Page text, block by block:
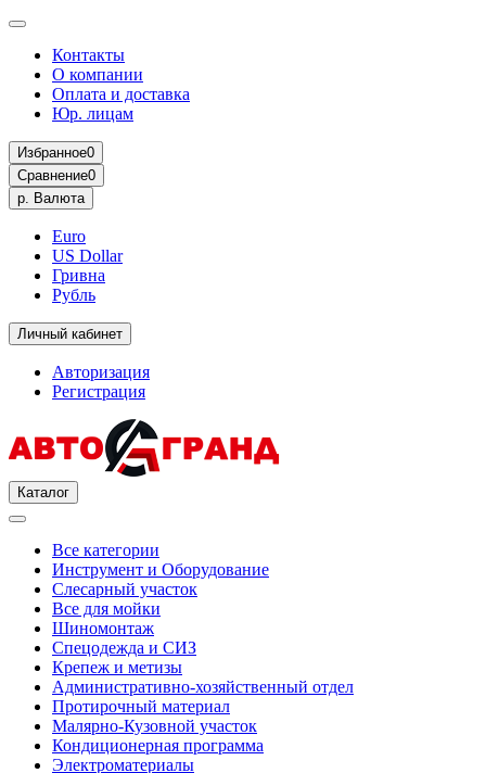
Контакты
О компании
Оплата и доставка
Юр. лицам
Избранное0
Сравнение0
р. Валюта
Euro
US Dollar
Гривна
Рубль
Личный кабинет
Авторизация
Регистрация
Каталог
Все категории
Инструмент и Оборудование
Слесарный участок
Все для мойки
Шиномонтаж
Спецодежда и СИЗ
Крепеж и метизы
Административно-хозяйственный отдел
Протирочный материал
Малярно-Кузовной участок
Кондиционерная программа
Электроматериалы